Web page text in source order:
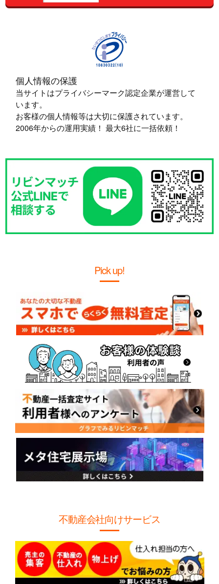
個人情報の保護
当サイトはプライバシーマーク認定企業が運営して
います。
お客様の個人情報等は大切に保護されています。
2006年からの運用実績！ 最大6社に一括依頼！
Pick up!
不動産会社向けサービス